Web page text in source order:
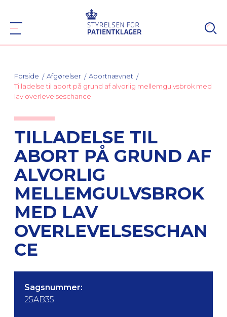
Forside Afgørelser
Abortnævnet
Tilladelse til abort på grund af alvorlig mellemgulvsbrok med
lav overlevelseschance
TILLADELSE TIL
ABORT PÅ GRUND AF
ALVORLIG
MELLEMGULVSBROK
MED LAV
OVERLEVELSESCHAN
CE
Sagsnummer:
25AB35